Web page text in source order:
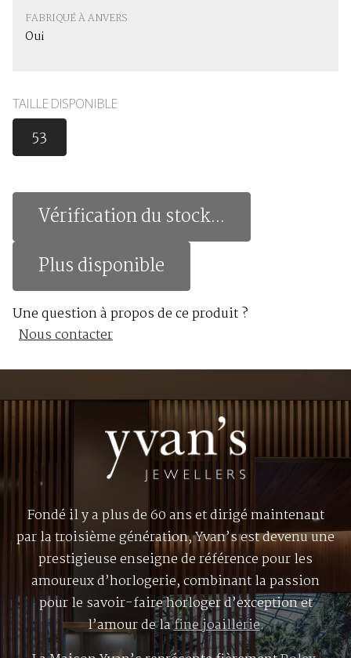
FABRIQUÉ À ANVERS
Oui
TAILLE DISPONIBLE
53
Vérification du stock...
Plus disponible
Une question à propos de ce produit ?
Nous contacter
Fondé il y a plus de 60 ans et dirigé maintenant
par la troisième génération, Yvan’s est devenu une
prestigieuse enseigne de référence pour les
amoureux d’horlogerie, combinant la passion
pour le savoir-faire horloger d’exception et
l’amour de lafine joaillerie.